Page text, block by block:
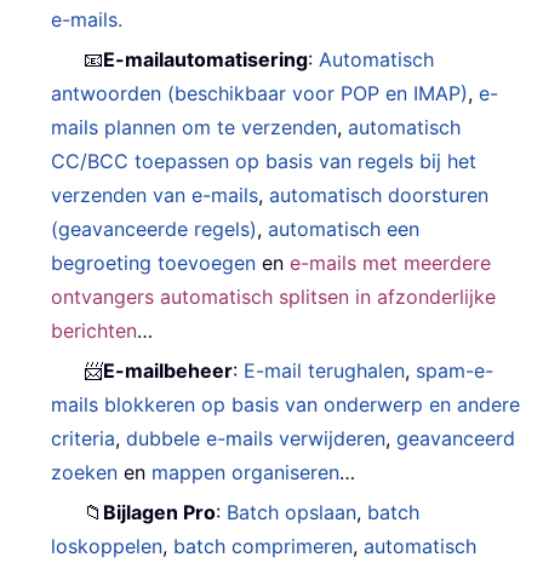
e-mails.
📧E-mailautomatisering:Automatisch
antwoorden (beschikbaar voor POP en IMAP),e-
mails plannen om te verzenden,automatisch
CC/BCC toepassen op basis van regels bij het
verzenden van e-mails,automatisch doorsturen
(geavanceerde regels),automatisch een
begroeting toevoegen ene-mails met meerdere
ontvangers automatisch splitsen in afzonderlijke
berichten…
📨E-mailbeheer: E-mail terughalen, spam-e-
mails blokkeren op basis van onderwerp en andere
criteria,dubbele e-mails verwijderen,geavanceerd
zoeken en mappen organiseren…
📁 Bijlagen Pro: Batch opslaan, batch
loskoppelen, batch comprimeren,automatisch